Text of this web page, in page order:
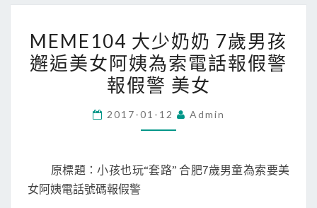
大
少
奶
7
孩
MEME104 大少奶奶 7歲男孩
邂逅美女阿姨為索電話報假警
報假警 美女
2017-01-12 Admin
原標題：小孩也玩“套路” 合肥7歲男童為索要美
女阿姨電話號碼報假警